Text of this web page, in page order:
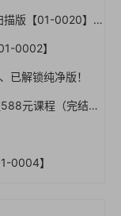
【免费下载】[7天治愈拖延症].丁小云著.扫描版【01-0020】
0002】
已解锁纯净版！
【电影解说】微妙哥抖音电影解说4.0课程588元课程（完结）
0004】